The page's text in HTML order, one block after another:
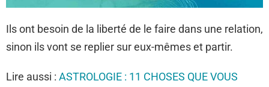
Ils ont besoin de la liberté de le faire dans une relation,
sinon ils vont se replier sur eux-mêmes et partir.
Lire aussi : ASTROLOGIE : 11 CHOSES QUE VOUS